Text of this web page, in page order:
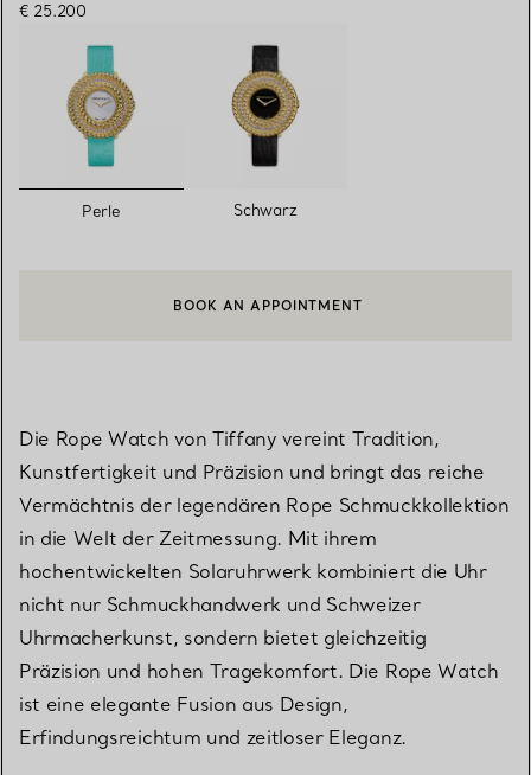
€ 25.200
ausgewählt
Perle Schwarz
EINEN KUNDENBERATER KONTAKTIEREN ODER EINEN
BOOK AN APPOINTMENT
Die Rope Watch von Tiffany vereint Tradition,
Kunstfertigkeit und Präzision und bringt das reiche
Vermächtnis der legendären Rope Schmuckkollektion
in die Welt der Zeitmessung. Mit ihrem
hochentwickelten Solaruhrwerk kombiniert die Uhr
nicht nur Schmuckhandwerk und Schweizer
Uhrmacherkunst, sondern bietet gleichzeitig
Präzision und hohen Tragekomfort. Die Rope Watch
ist eine elegante Fusion aus Design,
Erfindungsreichtum und zeitloser Eleganz.